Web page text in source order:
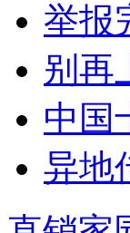
举报
别再
中国
异地